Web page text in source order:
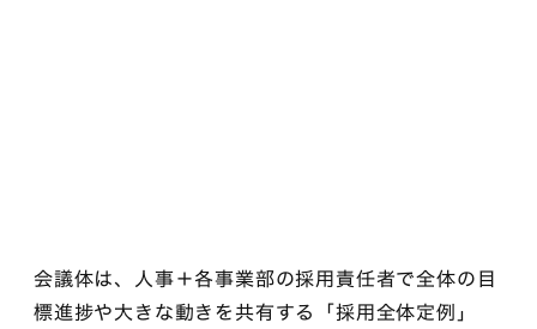
会議体は、人事＋各事業部の採用責任者で全体の目
標進捗や大きな動きを共有する「採用全体定例」